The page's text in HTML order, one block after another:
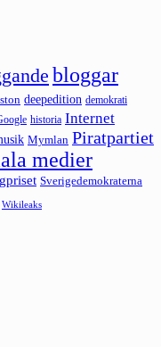
bloggar
deepedition demokrati
historia Internet
Mymlan Piratpartiet
medier
Sverigedemokraterna
Wikileaks